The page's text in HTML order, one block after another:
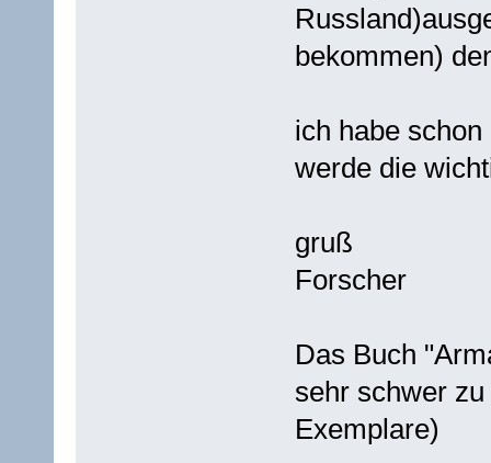
bekommen)
ich habe
werde die
gruß
Forscher
Das Buch
sehr schwer
Exemplare)